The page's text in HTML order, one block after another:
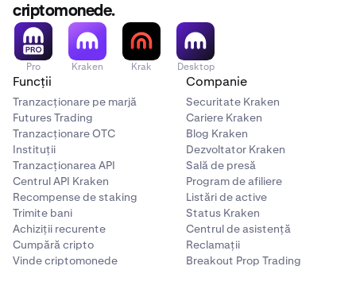
criptomonede.
Pro Kraken Krak Desktop
Funcții
Tranzacționare pe marjă
Futures Trading
Tranzacționare OTC
Instituții
Tranzacționarea API
Centrul API Kraken
Recompense de staking
Trimite bani
Achiziții recurente
Cumpără cripto
Vinde criptomonede
Companie
Securitate Kraken
Cariere Kraken
Blog Kraken
Dezvoltator Kraken
Sală de presă
Program de afiliere
Listări de active
Status Kraken
Centrul de asistență
Reclamații
Breakout Prop Trading